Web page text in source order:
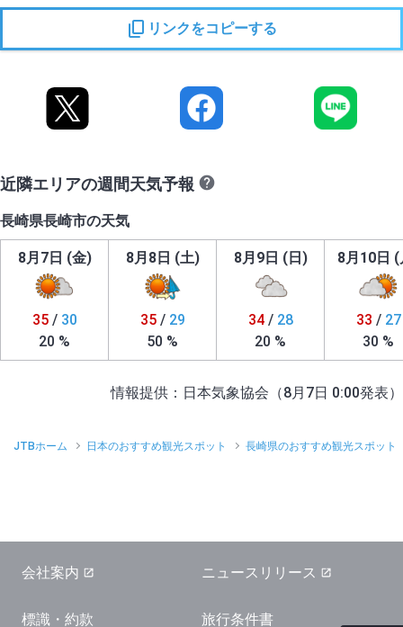
リンクをコピーする
近隣エリアの週間天気予報
長崎県長崎市の天気
8月7日 (金)
35/ 30
20 %
8月8日 (土)
35/ 29
50 %
8月9日 (日)
34/ 28
20 %
8月10日 (
33 / 27
30 %
情報提供：日本気象協会（8月7日 0:00発表）
JTBホーム 日本のおすすめ観光スポット 長崎県のおすすめ観光スポット
会社案内 ニュースリリース
標識・約款 旅行条件書